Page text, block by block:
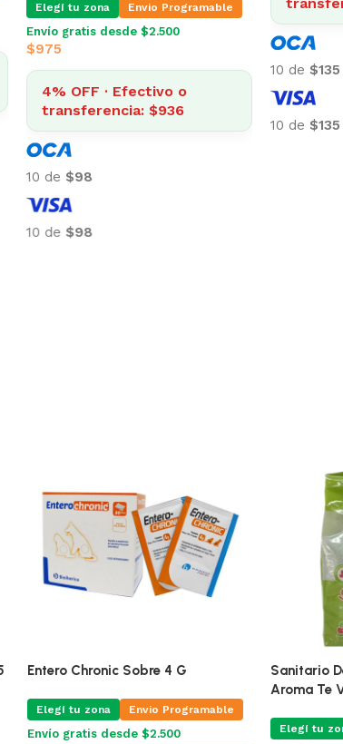
Elegí tu zona Envio Programable
Envío gratis desde $2.500
$975
4% OFF · Efectivo o
transferencia: $936
10 de $98
10 de $98
10 de $135
10 de $135
Pro Omega Cachorro Raza Grande
Elegí tu zona
Alimento
Adultos
Elegí tu